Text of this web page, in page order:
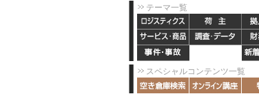
テーマ一覧
スペシャルコンテンツ一覧